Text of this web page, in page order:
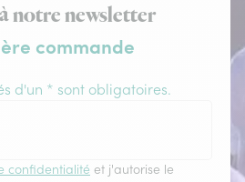
notre newsletter
commande
d'un * sont obligatoires.
confidentialité et j'autorise le